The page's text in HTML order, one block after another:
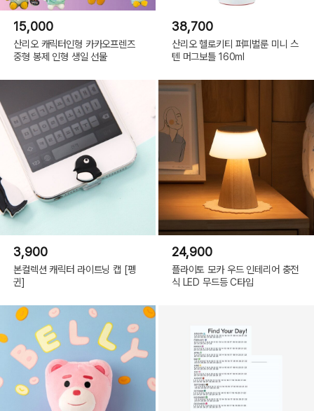
15,000
산리오 캐릭터인형 카카오프렌즈
중형 봉제 인형 생일 선물
38,700
산리오 헬로키티 퍼피벌룬 미니 스
텐 머그보틀 160ml
3,900
본컬렉션 캐릭터 라이트닝 캡 [펭
귄]
24,900
플라이토 모카 우드 인테리어 충전
식 LED 무드등 C타입